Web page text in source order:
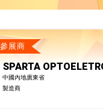
展商
SPARTA
中國內地廣東省
製造商